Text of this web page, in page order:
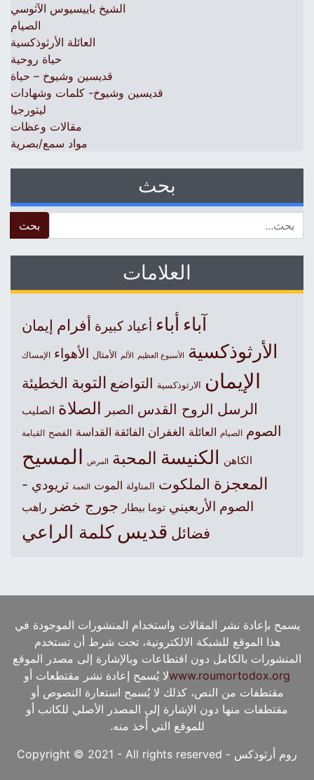
الشيخ باييسيوس الآثوسي
الصيام
العائلة الأرثوذكسية
حياة روحية
قديسين وشيوخ – حياة
قديسين وشيوخ- كلمات وشهادات
ليتورجيا
مقالات وعظات
مواد سمع/بصرية
بحث
العلامات
آباءأباء أعياد كبيرة أفرام إيمان
الأرثوذكسية الأسبوع العظيم الألم الأمثال الأهواء الإمساك
الإيمان الارثوذكسية التواضع التوبة الخطيئة
الرسل الروح القدس الصبر الصلاة الصليب
الصوم الصيام العائلة الغفران الفائقة القداسة الفصح القيامة
الكاهن الكنيسةالمحبة المرض المسيح
المعجزة الملكوت المناولة الموت النعمة تريودي -
الصوم الأربعيني توما بيطار جورج خضر راهب
فضائل قديس كلمة الراعي
يسمح بإعادة نشر المقالات واستخدام المنشورات الموجودة في
هذا الموقع للشبكة الالكترونية، تحت شرط أن تستخدم
المنشورات بالكامل دون اقتطاعات وبالإشارة إلى مصدر الموقع
www.roumortodox.orgلا يُسمح إعادة نشر مقتطعات أو
مقتطفات من النص، كذلك لا يُسمح استعارة النصوص أو
مقتطفات منها دون الإشارة إلى المصدر الأصلي للكاتب أو
للموقع التي أُخذ منه.
روم أرثوذكس - Copyright © 2021 - All rights reserved